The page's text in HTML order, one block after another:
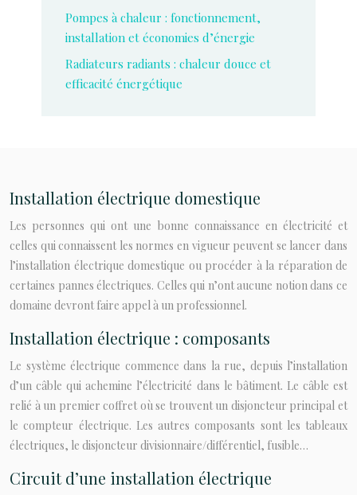
Pompes à chaleur : fonctionnement,
installation et économies d’énergie
Radiateurs radiants : chaleur douce et
efficacité énergétique
Installation électrique domestique
Les personnes qui ont une bonne connaissance en électricité et
celles qui connaissent les normes en vigueur peuvent se lancer dans
l’installation électrique domestique ou procéder à la réparation de
certaines pannes électriques. Celles qui n’ont aucune notion dans ce
domaine devront faire appel à un professionnel.
Installation électrique : composants
Le système électrique commence dans la rue, depuis l’installation
d’un câble qui achemine l’électricité dans le bâtiment. Le câble est
relié à un premier coffret où se trouvent un disjoncteur principal et
le compteur électrique. Les autres composants sont les tableaux
électriques, le disjoncteur divisionnaire/différentiel, fusible…
Circuit d’une installation électrique